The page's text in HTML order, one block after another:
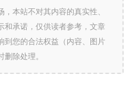
本站不对其内容的真实性、
和承诺，仅供读者参考，文章
到您的合法权益（内容、图片
除处理。